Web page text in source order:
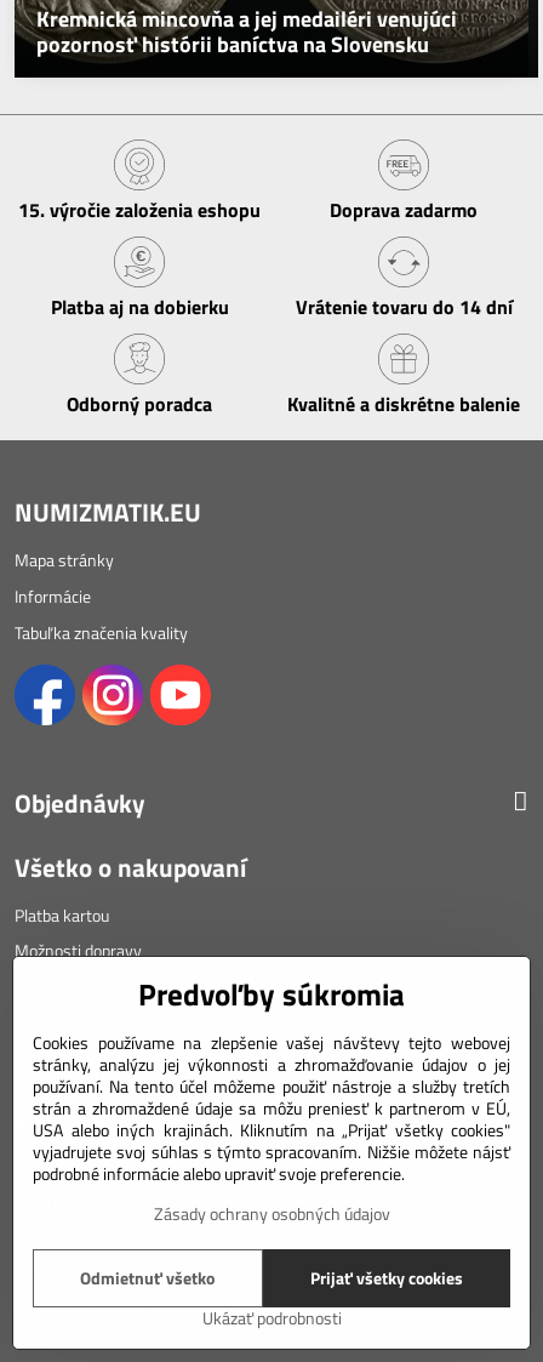
Kremnická mincovňa a jej medailéri venujúci
pozornosť histórii baníctva na Slovensku
15​. výročie založenia eshopu Doprava zadarmo
Platba aj na dobierku Vrátenie tovaru do 14 dní
Odborný poradca Kvalitné a diskrétne balenie
NUMIZMATIK.EU
Mapa stránky
Informácie
Tabuľka značenia kvality
Objednávky
Všetko o nakupovaní
Platba kartou
Možnosti dopravy
GDPR
KONTAKT
Angyalova 461/75
Mobil: +421 911 633 688
e-mail: weiss(@)numizmatik.eu
Predvoľby súkromia
Cookies používame na zlepšenie vašej návštevy tejto webovej
stránky, analýzu jej výkonnosti a zhromažďovanie údajov o jej
používaní. Na tento účel môžeme použiť nástroje a služby tretích
strán a zhromaždené údaje sa môžu preniesť k partnerom v EÚ,
USA alebo iných krajinách. Kliknutím na „Prijať všetky cookies"
vyjadrujete svoj súhlas s týmto spracovaním. Nižšie môžete nájsť
podrobné informácie alebo upraviť svoje preferencie.
Zásady ochrany osobných údajov
Ukázať podrobnosti
Prijať všetky cookies
Odmietnuť všetko